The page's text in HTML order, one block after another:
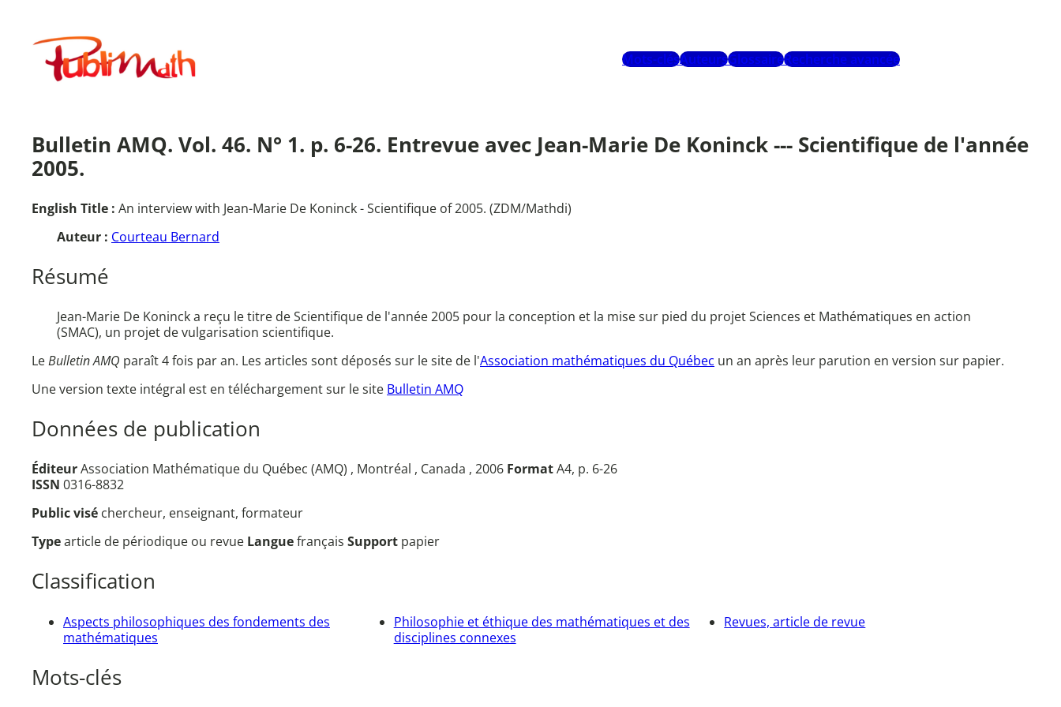
contenuPublimath
Mots-clésAuteursGlossaireRecherche avancée
Bulletin AMQ. Vol. 46. N° 1. p. 6-26. Entrevue avec Jean-Marie De Koninck --- Scientifique de l'année
2005.
English Title : An interview with Jean-Marie De Koninck - Scientifique of 2005. (ZDM/Mathdi)
Auteur : Courteau Bernard
Résumé
Jean-Marie De Koninck a reçu le titre de Scientifique de l'année 2005 pour la conception et la mise sur pied du projet Sciences et Mathématiques en action
(SMAC), un projet de vulgarisation scientifique.
LeBulletin AMQ paraît 4 fois par an. Les articles sont déposés sur le site de l'Association mathématiques du Québec un an après leur parution en version sur papier.
Une version texte intégral est en téléchargement sur le site Bulletin AMQ
Données de publication
ÉditeurAssociation Mathématique du Québec (AMQ) , Montréal , Canada , 2006 FormatA4, p. 6-26
ISSN 0316-8832
Public visé chercheur, enseignant, formateur
Typearticle de périodique ou revue Languefrançais Support papier
Classification
Aspects philosophiques des fondements des
mathématiques
Philosophie et éthique des mathématiques et des
disciplines connexes
Revues, article de revue
Mots-clés